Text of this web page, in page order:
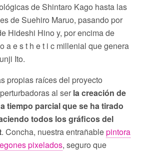
de Shintaro Kago hasta las
de Suehiro Maruo, pasando por
Hideshi Hino y, por encima de
a e s t h e t i c millenial que genera
Ito.
propias raíces del proyecto
al ser la creación de
tiempo parcial que se ha tirado
todos los gráficos del
. Concha, nuestra entrañablepintora
pixelados, seguro que